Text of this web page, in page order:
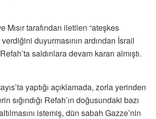
Mısır tarafından iletilen “ateşkes
duyurmasının ardından İsrail
saldırılara devam kararı almıştı.
yaptığı açıklamada, zorla yerinden
sığındığı Refah’ın doğusundaki bazı
istemiş, dün sabah Gazze’nin